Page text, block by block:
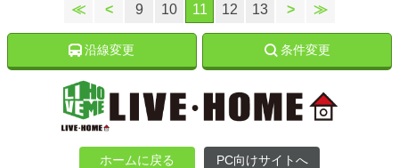
≪ < 9 10 11 12 13 > ≫
沿線変更 条件変更
ホームに戻る PC向けサイトへ